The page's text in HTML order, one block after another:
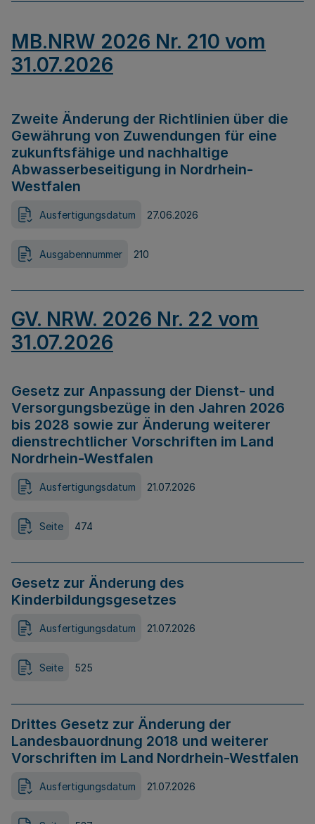
MB.NRW 2026 Nr. 210 vom
31.07.2026
Zweite Änderung der Richtlinien über die
Gewährung von Zuwendungen für eine
zukunftsfähige und nachhaltige
Abwasserbeseitigung in Nordrhein-
Westfalen
Ausfertigungsdatum 27.06.2026
Ausgabennummer 210
GV. NRW. 2026 Nr. 22 vom
31.07.2026
Gesetz zur Anpassung der Dienst- und
Versorgungsbezüge in den Jahren 2026
bis 2028 sowie zur Änderung weiterer
dienstrechtlicher Vorschriften im Land
Nordrhein-Westfalen
Ausfertigungsdatum 21.07.2026
Seite 474
Gesetz zur Änderung des
Kinderbildungsgesetzes
Ausfertigungsdatum 21.07.2026
Seite 525
Drittes Gesetz zur Änderung der
Landesbauordnung 2018 und weiterer
Vorschriften im Land Nordrhein-Westfalen
Ausfertigungsdatum 21.07.2026